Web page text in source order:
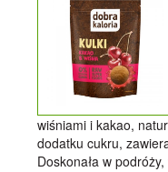
wiśniami i kakao,
dodatku cukru,
Doskonała w podróży,